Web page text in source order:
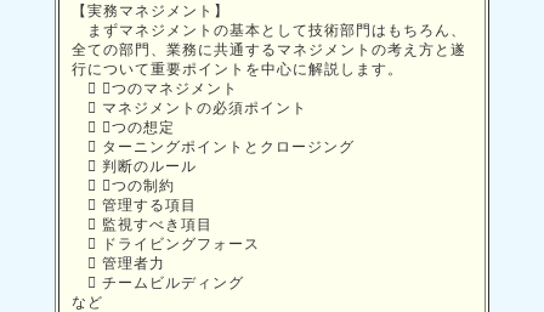
【実務マネジメント】
まずマネジメントの基本として技術部門はもちろん、
全ての部門、業務に共通するマネジメントの考え方と遂
行について重要ポイントを中心に解説します。
 ３つのマネジメント
 マネジメントの必須ポイント
 ３つの想定
 ターニングポイントとクロージング
 判断のルール
 ３つの制約
 管理する項目
 監視すべき項目
 ドライビングフォース
 管理者力
 チームビルディング
など